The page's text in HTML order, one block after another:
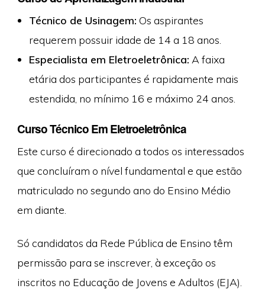
Técnico de Usinagem: Os aspirantes
requerem possuir idade de 14 a 18 anos.
Especialista em Eletroeletrônica: A faixa
etária dos participantes é rapidamente mais
estendida, no mínimo 16 e máximo 24 anos.
Curso Técnico Em Eletroeletrônica
Este curso é direcionado a todos os interessados
que concluíram o nível fundamental e que estão
matriculado no segundo ano do Ensino Médio
em diante.
Só candidatos da Rede Pública de Ensino têm
permissão para se inscrever, à exceção os
inscritos no Educação de Jovens e Adultos (EJA).